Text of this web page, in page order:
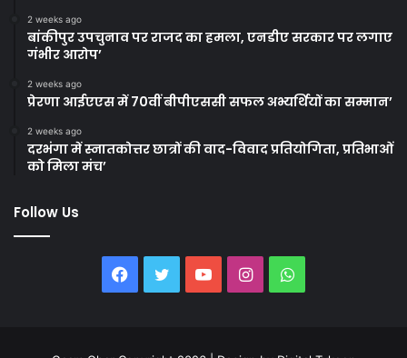
2 weeks ago
बांकीपुर उपचुनाव पर राजद का हमला, एनडीए सरकार पर लगाए
गंभीर आरोप’
2 weeks ago
प्रेरणा आईएएस में 70वीं बीपीएससी सफल अभ्यर्थियों का सम्मान’
2 weeks ago
दरभंगा में स्नातकोत्तर छात्रों की वाद-विवाद प्रतियोगिता, प्रतिभाओं
को मिला मंच’
Follow Us
Facebook
TwitterYouTubeInstagramWhatsApp